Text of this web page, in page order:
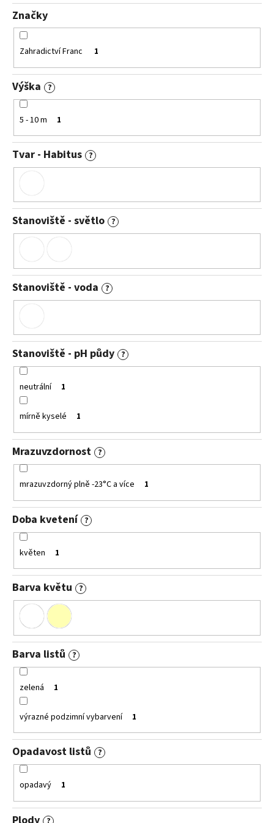
Značky
Zahradictví Franc 1
Výška ?
5 - 10 m 1
Tvar - Habitus ?
Stanoviště - světlo ?
Stanoviště - voda ?
Stanoviště - pH půdy ?
neutrální 1
mírně kyselé 1
Mrazuvzdornost ?
mrazuvzdorný plně -23°C a více 1
Doba kvetení ?
květen 1
Barva květu ?
Barva listů ?
zelená 1
výrazné podzimní vybarvení 1
Opadavost listů ?
opadavý 1
u
j
m
e
HEMEROCALLIS
BOOBY
RUBY
DENIVKA
Kč